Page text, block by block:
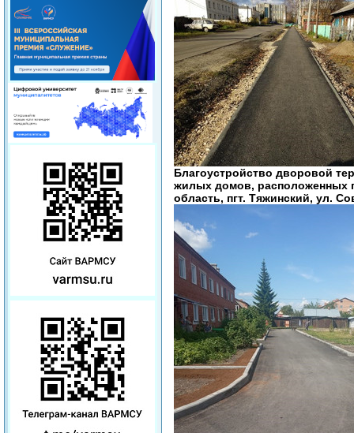
Благоустройство дворовой
жилых домов, расположенных
область, пгт. Тяжинский, ул.